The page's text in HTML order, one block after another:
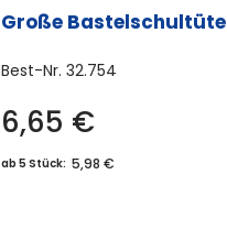
Große Bastelschultüte
Best-Nr.32.754
6,65 €
ab 5 Stück: 5,98 €